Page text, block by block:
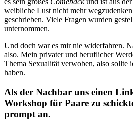
weibliche Lust nicht mehr
geschrieben. Viele Fragen wurden
unternommen.
Und doch war es mir nie widerfahren.
also. Mein privater und beruflicher
Thema Sexualität verwoben, also sollte
haben.
Als der Nachbar uns einen
Workshop für Paare zu
prompt an.